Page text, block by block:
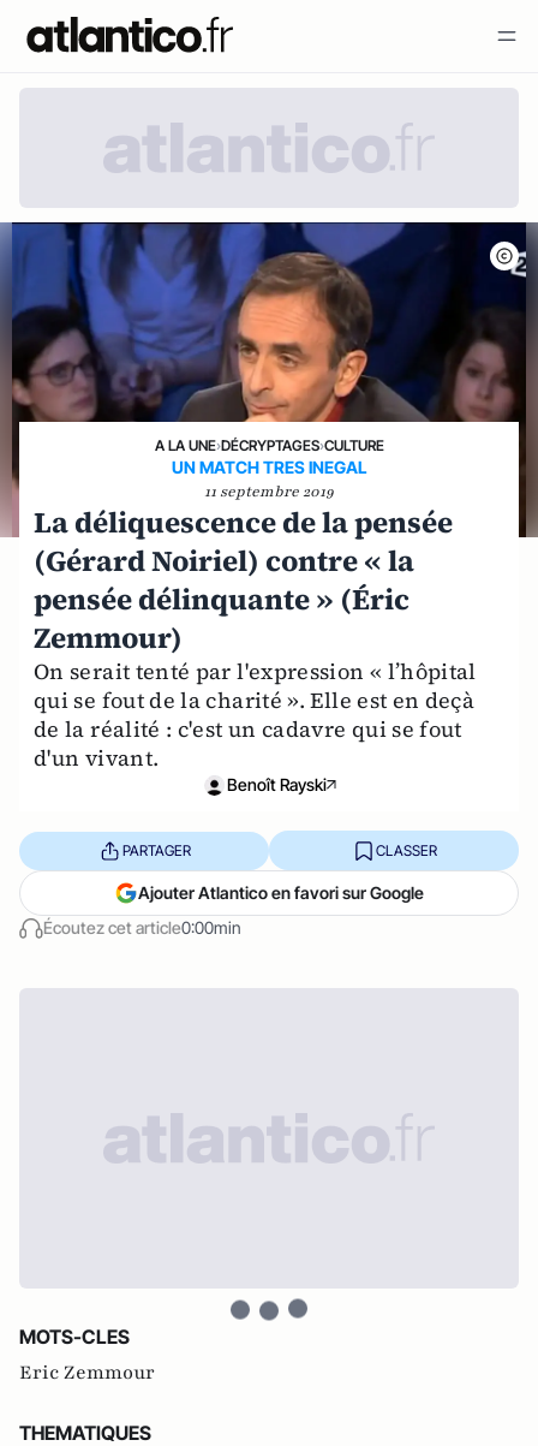
A LA UNE›DÉCRYPTAGES›CULTURE
UN MATCH TRES INEGAL
11 septembre 2019
​La déliquescence de la pensée
(Gérard Noiriel) contre « la
pensée délinquante » (Éric
Zemmour)
​On serait tenté par l'expression « l’hôpital
qui se fout de la charité ». Elle est en deçà
de la réalité : c'est un cadavre qui se fout
d'un vivant.
Benoît Rayski
Écoutez cet article0:00min
PARTAGER CLASSER
Ajouter Atlantico en favori sur Google
MOTS-CLES
Eric Zemmour
THEMATIQUES